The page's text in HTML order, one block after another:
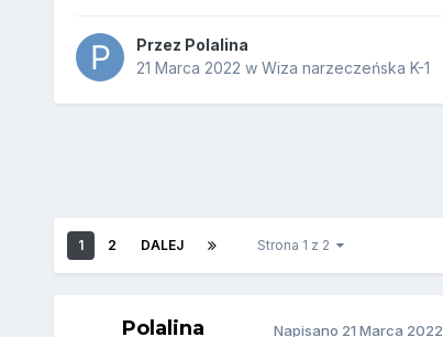
Przez Polalina
21 Marca 2022 w Wiza narzeczeńska K-1
1 2 DALEJ Strona 1 z 2
Polalina Napisano 21 Marca 2022